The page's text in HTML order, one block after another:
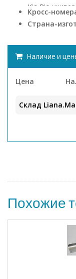
Kia Rio
98 л.с.
Кросс-
Страна-
Наличие и
Цена
Склад
Похожие